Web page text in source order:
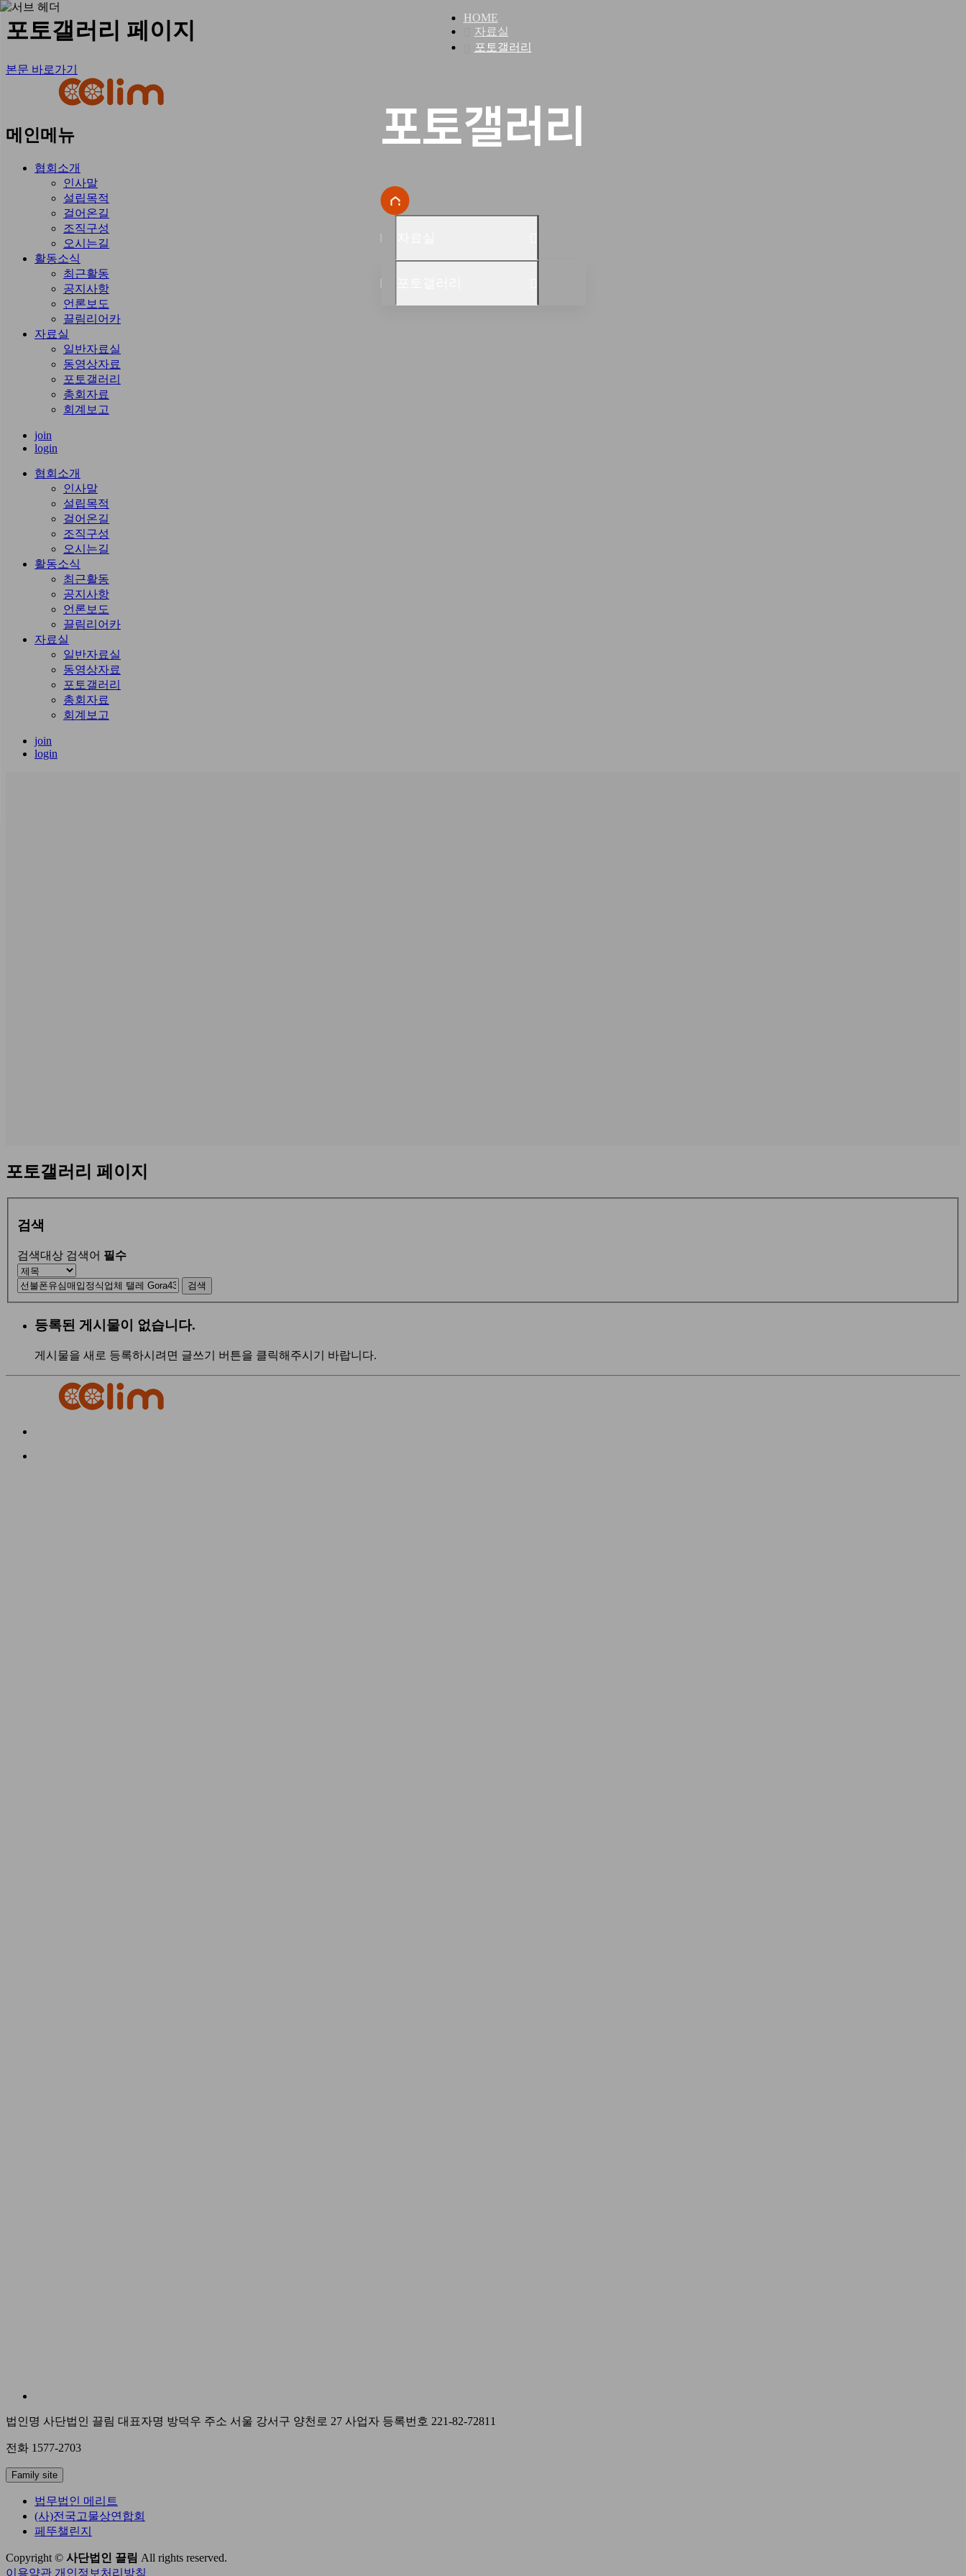
포토갤러리 페이지
본문 바로가기
메인메뉴
협회소개
인사말
설립목적
걸어온길
조직구성
오시는길
활동소식
최근활동
공지사항
언론보도
끌림리어카
자료실
일반자료실
동영상자료
포토갤러리
총회자료
회계보고
join
login
협회소개
인사말
설립목적
걸어온길
조직구성
오시는길
활동소식
최근활동
공지사항
언론보도
끌림리어카
자료실
일반자료실
동영상자료
포토갤러리
총회자료
회계보고
join
login
HOME
자료실
포토갤러리
포토갤러리
포토갤러리 페이지
검색
검색대상 검색어 필수
검색
등록된 게시물이 없습니다.
게시물을 새로 등록하시려면 글쓰기 버튼을 클릭해주시기 바랍니다.
법인명 사단법인 끌림 대표자명 방덕우 주소 서울 강서구 양천로 27 사업자 등록번호 221-82-72811
전화 1577-2703
Family site
법무법인 메리트
(사)전국고물상연합회
페뚜챌린지
Copyright © 사단법인 끌림 All rights reserved.
이용약관 개인정보처리방침